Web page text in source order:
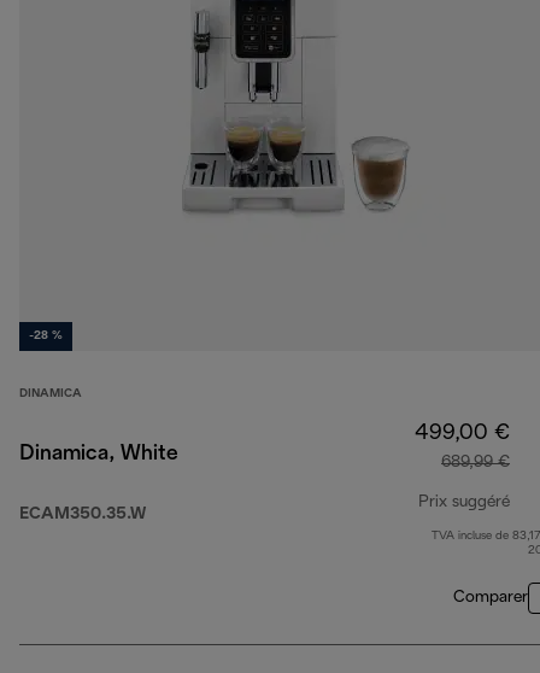
-28 %
DINAMICA
Dinamica, White
ECAM350.35.W
499,00 €
689,99 €
Prix suggéré
TVA incluse de
Comparer